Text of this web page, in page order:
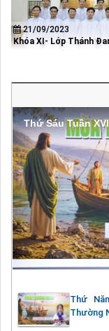
21/09/2023
Khóa XI- Lớp Thánh
Thứ Sáu Tuần
Thứ
Thường